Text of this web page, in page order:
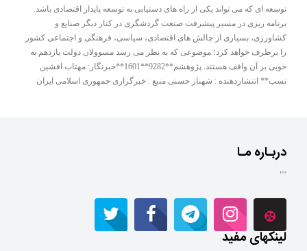
توسعه ای که می تواند یکی از راه های دستیابی به توسعه پایدار اقتصادی باشد.
برنامه ریزی در مسیر پیشرفت صنعت گردشگری در کنار دیگر صنایع و
کشاورزی، بسیاری از چالش های اقتصادی، سیاسی، فرهنگی و اجتماعی کشور
را برطرف خواهد کرد؛ موضوعی که به نظر می رسد مسوولان دولت یازدهم به
خوبی بر آن واقف هستند. پژوهشم**9282**1601**خبرنگار: مهتاب افشین
نسب** انتشاردهنده : شهناز حسنی منبع : خبرگزاری جمهوری اسلامی ایران
دربـاره مـا
""
لینکهای مفید